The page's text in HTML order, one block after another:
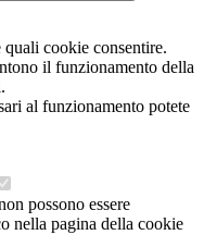
quali cookie consentire.
il funzionamento della
al funzionamento potete
possono essere
nella pagina della cookie